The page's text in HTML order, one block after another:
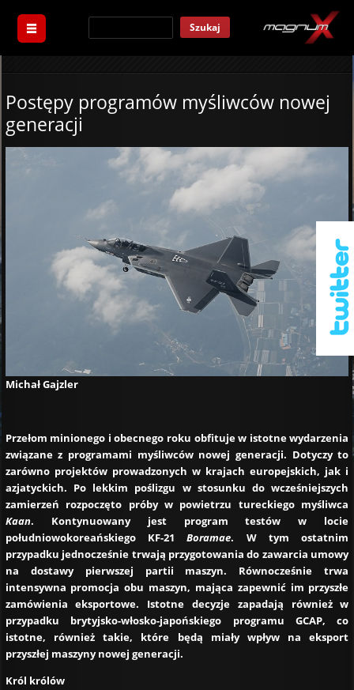
Szukaj
Postępy programów myśliwców nowej
generacji
Michał Gajzler
Przełom minionego i obecnego roku obfituje w istotne wydarzenia
związane z programami myśliwców nowej generacji. Dotyczy to
zarówno projektów prowadzonych w krajach europejskich, jak i
azjatyckich. Po lekkim poślizgu w stosunku do wcześniejszych
zamierzeń rozpoczęto próby w powietrzu tureckiego myśliwca
Kaan. Kontynuowany jest program testów w locie
południowokoreańskiego KF-21Boramae. W tym ostatnim
przypadku jednocześnie trwają przygotowania do zawarcia umowy
na dostawy pierwszej partii maszyn. Równocześnie trwa
intensywna promocja obu maszyn, mająca zapewnić im przyszłe
zamówienia eksportowe. Istotne decyzje zapadają również w
przypadku brytyjsko-włosko-japońskiego programu GCAP, co
istotne, również takie, które będą miały wpływ na eksport
przyszłej maszyny nowej generacji.
Król królów